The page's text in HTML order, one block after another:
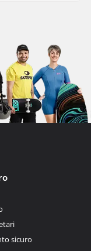
sicuro